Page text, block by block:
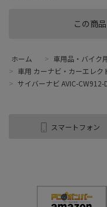
この商
ホーム > 車用品・バイク
> 車用 カーナビ・カーエレク
> サイバーナビ AVIC-CW912-
スマートフォン